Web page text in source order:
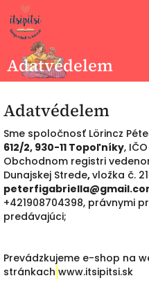
Ugrás
fő
tartalomhoz
Adatvédelem
Adatvédelem
Sme spoločnosť Lörincz
612/2, 930-11 Topoľníky, IČO
Obchodnom registri
Dunajskej Strede,vložka č.
+421908704398, právnymi
predávajúci;
Prevádzkujeme e-shop na
stránkach www.itsipitsi.sk